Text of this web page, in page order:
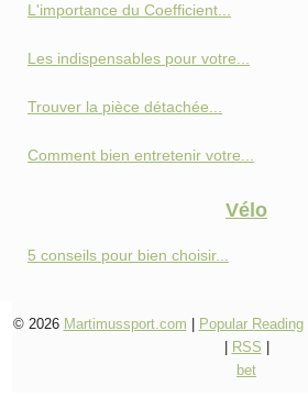
L'importance du Coefficient...
Les indispensables pour votre...
Trouver la pièce détachée...
Comment bien entretenir votre...
Vélo
5 conseils pour bien choisir...
© 2026 Martimussport.com Popular Reading|
RSS
bet